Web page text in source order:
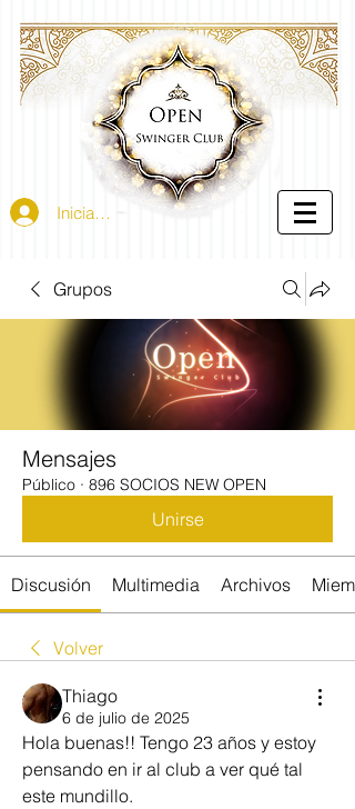
Iniciar sesión
Grupos
Mensajes
Público · 896 SOCIOS NEW OPEN
Unirse
Discusión Multimedia Archivos
Volver
Thiago
6 de julio de 2025
Hola buenas!! Tengo 23 años y estoy
pensando en ir al club a ver qué tal
este mundillo.